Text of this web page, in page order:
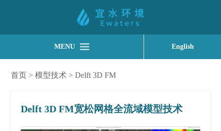
MENU English
首页 >模型技术 >Delft 3D FM
Delft 3D FM宽松网格全流域模型技术